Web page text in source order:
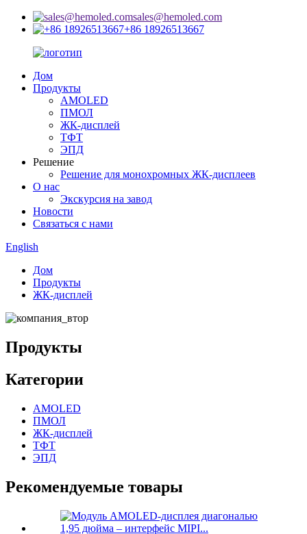
sales@hemoled.com
+86 18926513667
Дом
Продукты
AMOLED
ПМОЛ
ЖК-дисплей
ТФТ
ЭПД
Решение
Решение для монохромных ЖК-дисплеев
О нас
Экскурсия на завод
Новости
Связаться с нами
English
Дом
Продукты
ЖК-дисплей
Продукты
Категории
AMOLED
ПМОЛ
ЖК-дисплей
ТФТ
ЭПД
Рекомендуемые товары